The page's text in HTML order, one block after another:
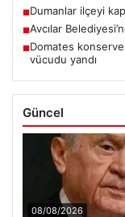
■Dumanlar ilçeyi
■Avcılar
■Domates
vücudu yandı
Güncel
08/08/2026